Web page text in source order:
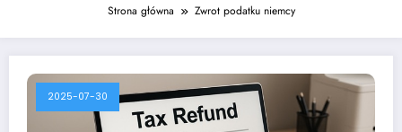
Strona główna Zwrot podatku niemcy
2025-07-30